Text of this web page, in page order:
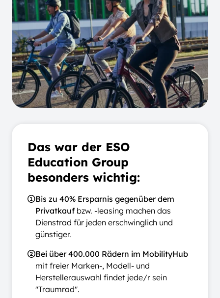
Das war der ESO
Education Group
besonders wichtig:
Bis zu 40% Ersparnis gegenüber dem
Privatkauf bzw. -leasing machen das
Dienstrad für jeden erschwinglich und
günstiger.
Bei über 400.000 Rädern im MobilityHub
mit freier Marken-, Modell- und
Herstellerauswahl findet jede/r sein
"Traumrad".